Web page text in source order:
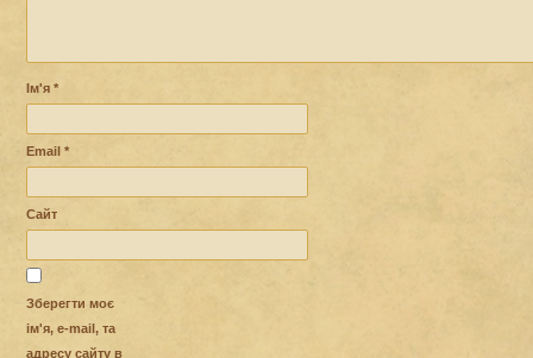
Ім'я *
Email *
Сайт
Зберегти моє
ім'я, e-mail, та
адресу сайту в